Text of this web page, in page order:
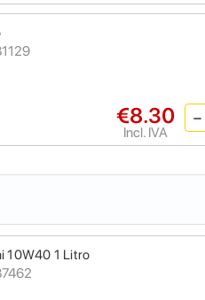
€8.30
Incl. IVA
10W40 1 Litro